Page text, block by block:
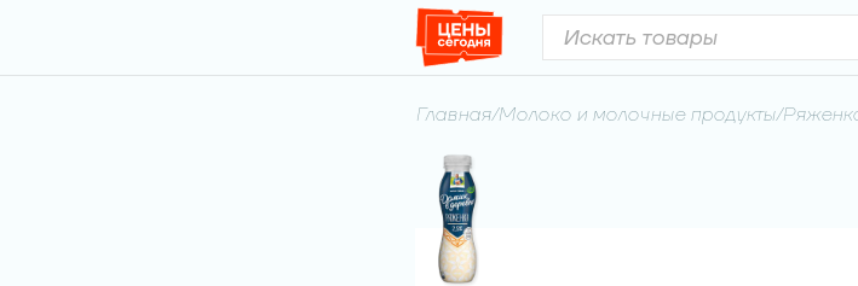
Главная/Молоко и молочные продукты/